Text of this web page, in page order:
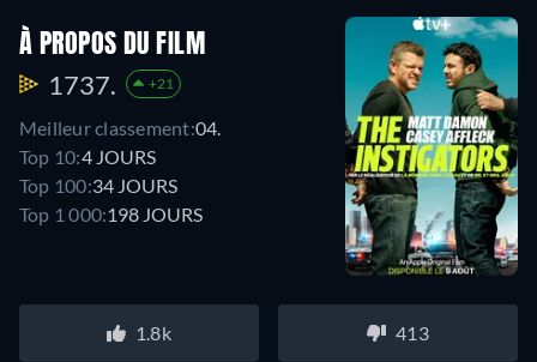
À PROPOS DU FILM
1737. +21
Meilleur classement:04.
Top 10:4 JOURS
Top 100:34 JOURS
Top 1 000:198 JOURS
1.8k 413